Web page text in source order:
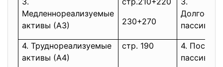
Медленнореализуемые
активы (А3)
230+270
пассивы
4. Труднореализуемые
активы (А4)
стр. 190
4.
пассивы